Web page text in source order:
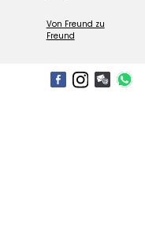
Von Freund zu
Freund